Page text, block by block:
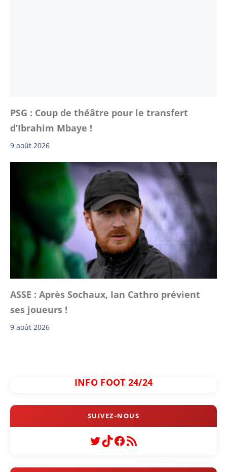
PSG : Coup de théâtre pour le transfert
d’Ibrahim Mbaye !
9 août 2026
ASSE : Après Sochaux, Ian Cathro prévient
ses joueurs !
9 août 2026
INFO FOOT 24/24
Twitter
TikTok
Facebook
Flux RSS